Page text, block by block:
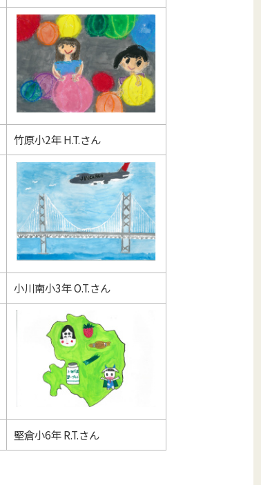
竹原小2年 H.T.さん
小川南小3年 O.T.さん
堅倉小6年 R.T.さん